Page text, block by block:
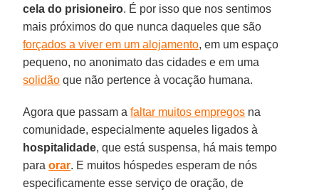
cela do prisioneiro. É por isso que nos sentimos
mais próximos do que nunca daqueles que são
forçados a viver em um alojamento, em um espaço
pequeno, no anonimato das cidades e em uma
solidão que não pertence à vocação humana.
Agora que passam afaltar muitos empregos na
comunidade, especialmente aqueles ligados à
hospitalidade, que está suspensa, há mais tempo
paraorar. E muitos hóspedes esperam de nós
especificamente esse serviço de oração, de